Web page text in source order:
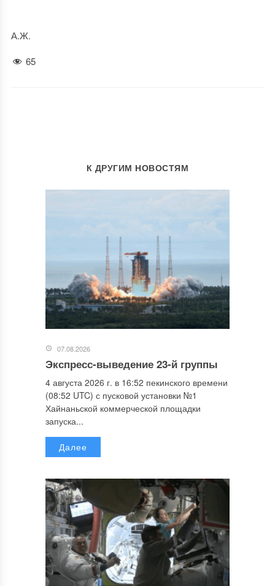
А.Ж.
65
К ДРУГИМ НОВОСТЯМ
07.08.2026
Экспресс-выведение 23-й группы
4 августа 2026 г. в 16:52 пекинского времени
(08:52 UTC) с пусковой установки №1
Хайнаньской коммерческой площадки
запуска...
Далее